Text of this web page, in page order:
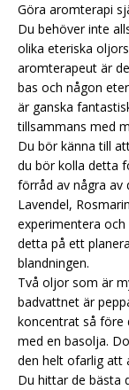
Göra aromterapi
Du behöver inte
olika eteriska
aromterapeut är
bas och någon
är ganska
tillsammans med
Du bör känna till
du bör kolla detta
förråd av några av
Lavendel,
experimentera
detta på ett
blandningen.
Två oljor som är
badvattnet är
koncentrat så före
med en basolja.
den helt ofarlig att
Du hittar de bästa